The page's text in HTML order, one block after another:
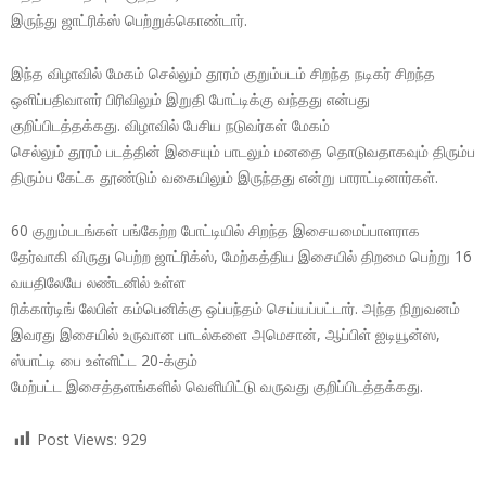
இருந்து ஜாட்ரிக்ஸ் பெற்றுக்கொண்டார்.
இந்த விழாவில் மேகம் செல்லும் தூரம் குறும்படம் சிறந்த நடிகர் சிறந்த
ஒளிப்பதிவாளர் பிரிவிலும் இறுதி போட்டிக்கு வந்தது என்பது
குறிப்பிடத்தக்கது. விழாவில் பேசிய நடுவர்கள் மேகம்
செல்லும் தூரம் படத்தின் இசையும் பாடலும் மனதை தொடுவதாகவும் திரும்ப
திரும்ப கேட்க தூண்டும் வகையிலும் இருந்தது என்று பாராட்டினார்கள்.
60 குறும்படங்கள் பங்கேற்ற போட்டியில் சிறந்த இசையமைப்பாளராக
தேர்வாகி விருது பெற்ற ஜாட்ரிக்ஸ், மேற்கத்திய இசையில் திறமை பெற்று 16
வயதிலேயே லண்டனில் உள்ள
ரிக்கார்டிங் லேபிள் கம்பெனிக்கு ஒப்பந்தம் செய்யப்பட்டார். அந்த நிறுவனம்
இவரது இசையில் உருவான பாடல்களை அமெசான், ஆப்பிள் ஐடியூன்ஸ,
ஸ்பாட்டி பை உள்ளிட்ட 20-க்கும்
மேற்பட்ட இசைத்தளங்களில் வெளியிட்டு வருவது குறிப்பிடத்தக்கது.
Post Views: 929